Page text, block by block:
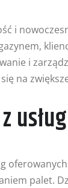
i
i
na
palet.